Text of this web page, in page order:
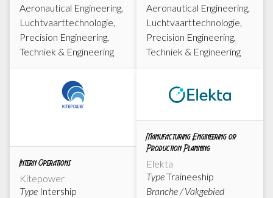
Aeronautical Engineering,
Luchtvaarttechnologie,
Precision Engineering,
Techniek & Engineering
Aeronautical Engineering,
Luchtvaarttechnologie,
Precision Engineering,
Techniek & Engineering
Intern Operations
Kitepower
Type Intership
Manufacturing Engineering or
Production Planning
Elekta
TypeTraineeship
Branche / Vakgebied